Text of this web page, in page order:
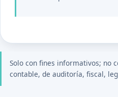
Solo con fines informativos; no
contable, de auditoría, fiscal,